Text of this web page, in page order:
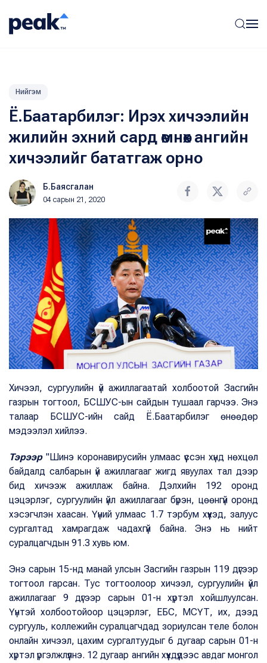
Нийгэм
Ё.Баатарбилэг: Ирэх хичээлийн
жилийн эхний сард өмнөх ангийн
хичээлийг бататгаж орно
Б.Баясгалан
04 сарын 21, 2020
Хичээл, сургуулийн үй ажиллагаатай холбоотой Засгийн
газрын тогтоол, БСШУС-ын сайдын тушаал гарчээ. Энэ
талаар БСШУС-ийн сайд Ё.Баатарбилэг өнөөдөр
мэдээлэл хийлээ.
Тэрээр"Шинэ коронавирусийн улмаас үүссэн хүнд нөхцөл
байдалд салбарын үй ажиллагааг жигд явуулах тал дээр
бид хичээж ажиллаж байна. Дэлхийн 192 оронд
цэцэрлэг, сургуулийн үйл ажиллагааг бүрэн, цөөнгүй оронд
хэсэгчлэн хаасан. Үүний улмаас 1.7 тэрбум хүүхэд, залуус
сургалтад хамрагдаж чадахгүй байна. Энэ нь нийт
суралцагчдын 91.3 хувь юм.
Энэ сарын 15-нд манай улсын Засгийн газрын 119 дүгээр
тогтоол гарсан. Тус тогтоолоор хичээл, сургуулийн үйл
ажиллагааг 9 дүгээр сарын 01-н хүртэл хойшлуулсан.
Үүнтэй холбоотойоор цэцэрлэг, ЕБС, МСҮТ, их, дээд
сургууль, коллежийн суралцагчдад зориулсан теле болон
онлайн хичээл, цахим сургалтуудыг 6 дугаар сарын 01-н
хүртэл үргэлжлүүлнэ. 12 дугаар ангийн хүүхдүүдээс авдаг монгол